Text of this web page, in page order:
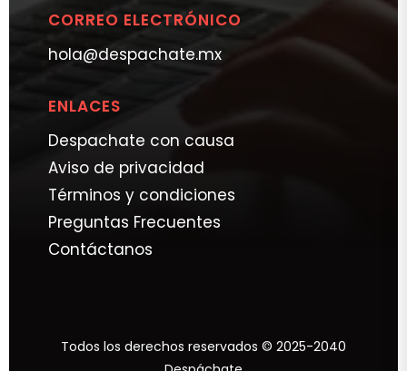
CORREO ELECTRÓNICO
hola@despachate.mx
ENLACES
Despachate con causa
Aviso de privacidad
Términos y condiciones
Preguntas Frecuentes
Contáctanos
Todos los derechos reservados © 2025-2040